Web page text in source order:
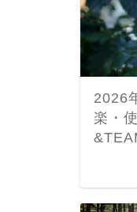
2026
楽・